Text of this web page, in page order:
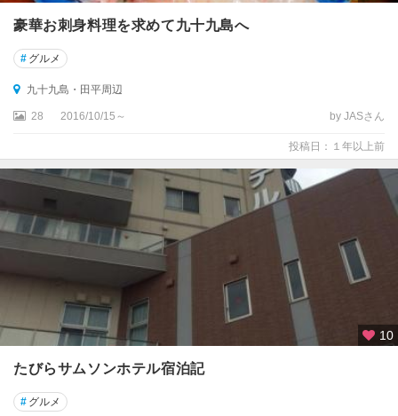
豪華お刺身料理を求めて九十九島へ
# グルメ
九十九島・田平周辺
28 2016/10/15～ by JASさん
投稿日：１年以上前
10
たびらサムソンホテル宿泊記
# グルメ